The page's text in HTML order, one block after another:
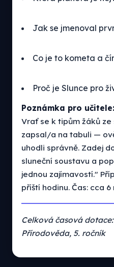
Jak se jmenoval
Co je to kometa a
Proč je Slunce pro
Poznámka pro učitele:
Vrať se k tipům žáků ze
zapsal/a na tabuli —
uhodli správně. Zadej
sluneční soustavu a
jednou zajímavostí."
příští hodinu. Čas: cca 6
Celková časová
Přírodověda, 5. ročník